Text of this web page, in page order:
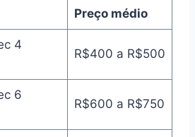
Preço médio
4
R$400 a R$500
6
R$600 a R$750